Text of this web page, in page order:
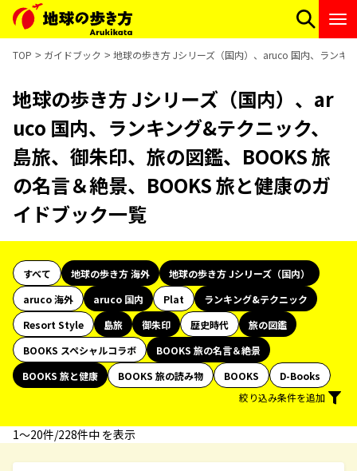
TOP ガイドブック 地球の歩き方 Jシリーズ（国内）、aruco 国内、ランキ
地球の歩き方 Jシリーズ（国内）、ar
uco 国内、ランキング&テクニック、
島旅、御朱印、旅の図鑑、BOOKS 旅
の名言＆絶景、BOOKS 旅と健康のガ
イドブック一覧
すべて 地球の歩き方 海外
地球の歩き方 Jシリーズ（国内）
aruco 海外
aruco 国内 Plat
ランキング&テクニック
Resort Style
島旅 御朱印 歴史時代
旅の図鑑
BOOKS スペシャルコラボ
BOOKS 旅の名言＆絶景
BOOKS 旅と健康
BOOKS 旅の読み物 BOOKS
D-Books
絞り込み条件を追加
1〜20件/228件中 を表示